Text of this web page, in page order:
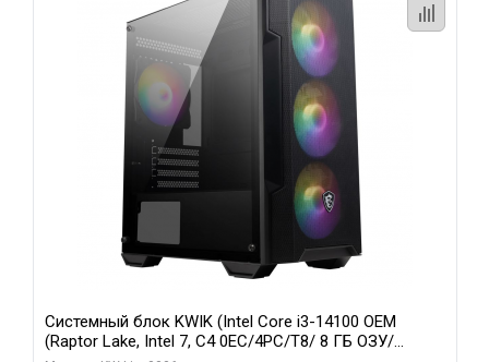
Системный блок KWIK (Intel Core i3-14100 OEM
(Raptor Lake, Intel 7, C4 0EC/4PC/T8/ 8 ГБ ОЗУ/